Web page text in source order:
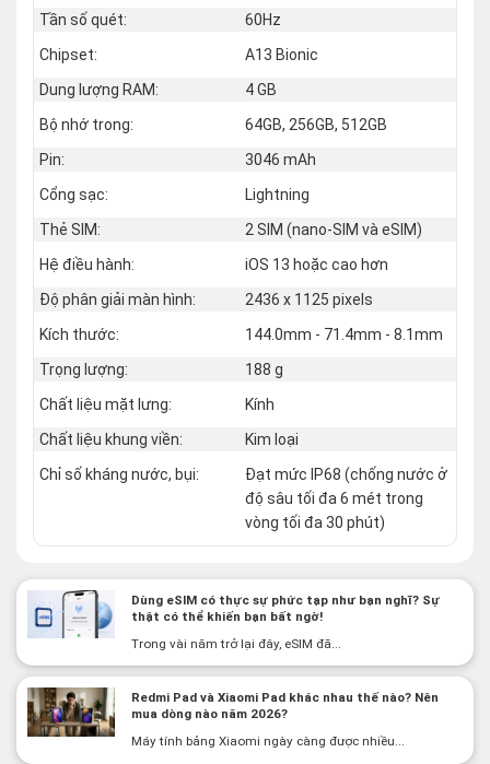
Tần số quét:
60Hz
Chipset:
A13 Bionic
Dung lượng RAM:
4 GB
Bộ nhớ trong:
64GB, 256GB, 512GB
Pin:
3046 mAh
Cổng sạc:
Lightning
Thẻ SIM:
2 SIM (nano‑SIM và eSIM)
Hệ điều hành:
iOS 13 hoặc cao hơn
Độ phân giải màn hình:
2436 x 1125 pixels
Kích thước:
144.0mm - 71.4mm - 8.1mm
Trọng lượng:
188 g
Chất liệu mặt lưng:
Kính
Chất liệu khung viền:
Kim loại
Chỉ số kháng nước, bụi:
Đạt mức IP68 (chống nước ở
độ sâu tối đa 6 mét trong
vòng tối đa 30 phút)
Dùng eSIM có thực sự phức tạp như bạn nghĩ? Sự
thật có thể khiến bạn bất ngờ!
Trong vài năm trở lại đây, eSIM đã...
Redmi Pad và Xiaomi Pad khác nhau thế nào? Nên
mua dòng nào năm 2026?
Máy tính bảng Xiaomi ngày càng được nhiều...